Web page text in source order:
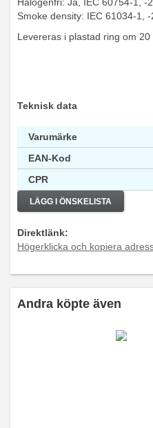
Halogenfri: Ja, IEC 60754-1, -2
Smoke density: IEC 61034-1, -
Levereras i plastad ring om 20
Teknisk data
Varumärke
EAN-Kod
CPR
LÄGG I ÖNSKELISTA
Direktlänk:
Högerklicka och kopiera
Andra köpte även